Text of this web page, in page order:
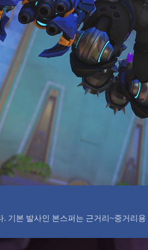
기본 발사인 본스퍼는 근거리~중거리